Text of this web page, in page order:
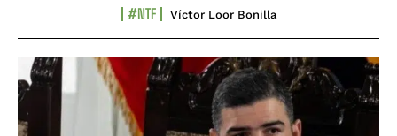
#NTF Víctor Loor Bonilla